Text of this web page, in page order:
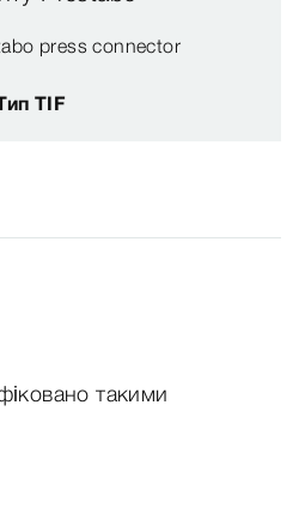
press connector
TIF
такими